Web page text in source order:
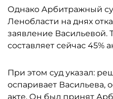
Однако Арбитражный
Ленобласти на днях
заявление Васильевой.
составляет сейчас 45%
При этом суд указал:
оспаривает Васильева,
акте. Он был принят